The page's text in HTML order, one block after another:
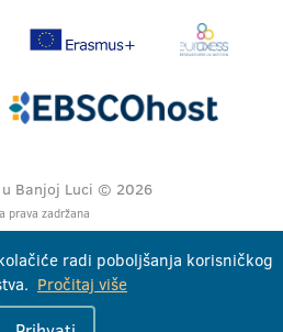
Banjoj Luci © 2026
prava zadržana
radi poboljšanja korisničkog
Pročitaj više